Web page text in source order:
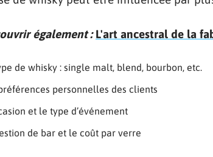
également : L'art ancestral de la
de whisky : single malt, blend, bourbon, etc.
personnelles des clients
et le type d’événement
de bar et le coût par verre